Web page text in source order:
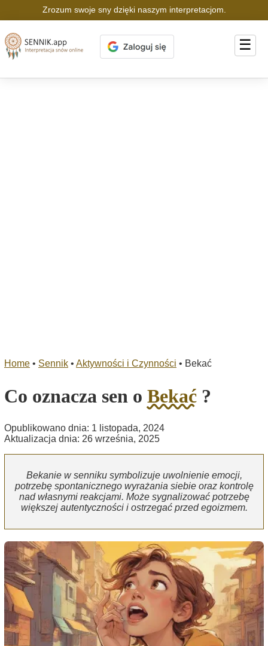
Zrozum swoje sny dzięki naszym interpretacjom.
☰
Home • Sennik • Aktywności i Czynności • Bekać
Co oznacza sen o Bekać ?
Opublikowano dnia: 1 listopada, 2024
Aktualizacja dnia: 26 września, 2025
Bekanie w senniku symbolizuje uwolnienie emocji,
potrzebę spontanicznego wyrażania siebie oraz kontrolę
nad własnymi reakcjami. Może sygnalizować potrzebę
większej autentyczności i ostrzegać przed egoizmem.